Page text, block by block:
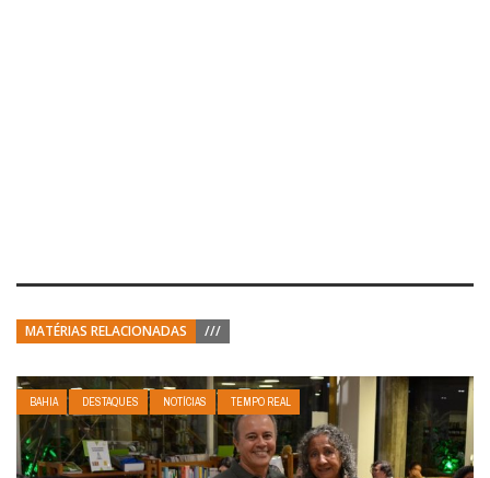
MATÉRIAS RELACIONADAS ///
BAHIA DESTAQUES NOTÍCIAS TEMPO REAL